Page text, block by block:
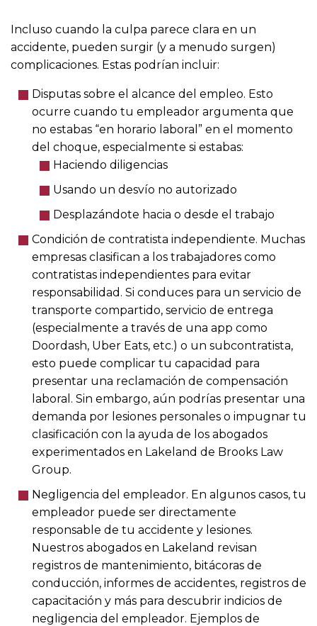
Incluso cuando la culpa parece clara en un
accidente, pueden surgir (y a menudo surgen)
complicaciones. Estas podrían incluir:
Disputas sobre el alcance del empleo. Esto
ocurre cuando tu empleador argumenta que
no estabas “en horario laboral” en el momento
del choque, especialmente si estabas:
Haciendo diligencias
Usando un desvío no autorizado
Desplazándote hacia o desde el trabajo
Condición de contratista independiente. Muchas
empresas clasifican a los trabajadores como
contratistas independientes para evitar
responsabilidad. Si conduces para un servicio de
transporte compartido, servicio de entrega
(especialmente a través de una app como
Doordash, Uber Eats, etc.) o un subcontratista,
esto puede complicar tu capacidad para
presentar una reclamación de compensación
laboral. Sin embargo, aún podrías presentar una
demanda por lesiones personales o impugnar tu
clasificación con la ayuda de los abogados
experimentados en Lakeland de Brooks Law
Group.
Negligencia del empleador. En algunos casos, tu
empleador puede ser directamente
responsable de tu accidente y lesiones.
Nuestros abogados en Lakeland revisan
registros de mantenimiento, bitácoras de
conducción, informes de accidentes, registros de
capacitación y más para descubrir indicios de
negligencia del empleador. Ejemplos de